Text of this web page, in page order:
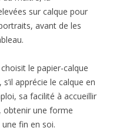
sur calque pour
avant de les
le papier-calque
apprécie le calque en
sa facilité à accueillir
obtenir une forme
fin en soi.